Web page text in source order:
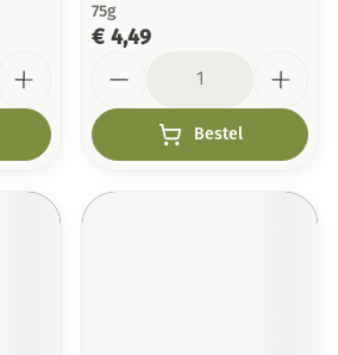
75g
€ 4,49
Bestel